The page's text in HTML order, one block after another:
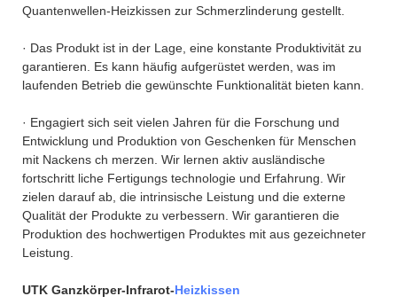
Quantenwellen-Heizkissen zur Schmerzlinderung gestellt.
· Das Produkt ist in der Lage, eine konstante Produktivität zu
garantieren. Es kann häufig aufgerüstet werden, was im
laufenden Betrieb die gewünschte Funktionalität bieten kann.
· Engagiert sich seit vielen Jahren für die Forschung und
Entwicklung und Produktion von Geschenken für Menschen
mit Nackens ch merzen. Wir lernen aktiv ausländische
fortschritt liche Fertigungs technologie und Erfahrung. Wir
zielen darauf ab, die intrinsische Leistung und die externe
Qualität der Produkte zu verbessern. Wir garantieren die
Produktion des hochwertigen Produktes mit aus gezeichneter
Leistung.
UTK Ganzkörper-Infrarot-Heizkissen